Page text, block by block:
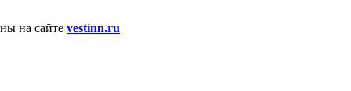
на сайте vestinn.ru